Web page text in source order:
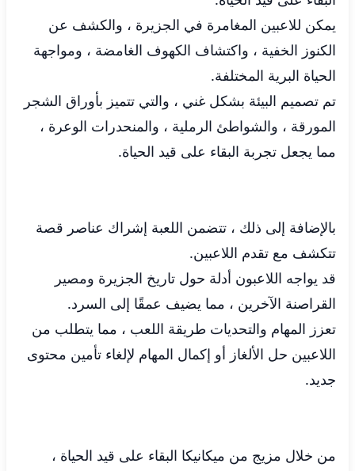
يمكن للاعبين المغامرة في الجزيرة ، والكشف عن
الكنوز الخفية ، واكتشاف الكهوف الغامضة ، ومواجهة
الحياة البرية المختلفة.
تم تصميم البيئة بشكل غني ، والتي تتميز بأوراق الشجر
المورقة ، والشواطئ الرملية ، والمنحدرات الوعرة ،
مما يجعل تجربة البقاء على قيد الحياة.
بالإضافة إلى ذلك ، تتضمن اللعبة إشراك عناصر قصة
تتكشف مع تقدم اللاعبين.
قد يواجه اللاعبون أدلة حول تاريخ الجزيرة ومصير
القراصنة الآخرين ، مما يضيف عمقًا إلى السرد.
تعزز المهام والتحديات طريقة اللعب ، مما يتطلب من
اللاعبين حل الألغاز أو إكمال المهام لإلغاء تأمين محتوى
جديد.
من خلال مزيج من ميكانيكا البقاء على قيد الحياة ،